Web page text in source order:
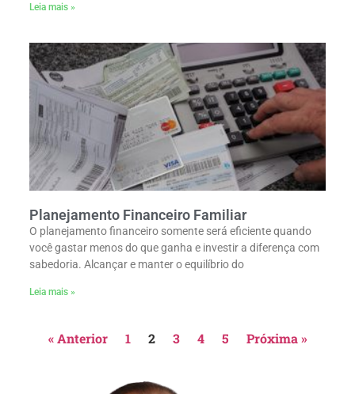
Leia mais »
Planejamento Financeiro Familiar
O planejamento financeiro somente será eficiente quando
você gastar menos do que ganha e investir a diferença com
sabedoria. Alcançar e manter o equilíbrio do
Leia mais »
« Anterior 1 2 3 4 5 Próxima »